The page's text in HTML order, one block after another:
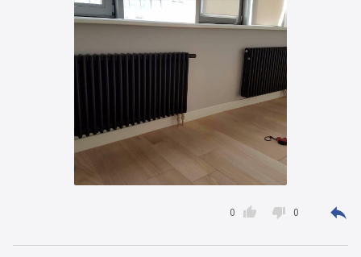

0  0 